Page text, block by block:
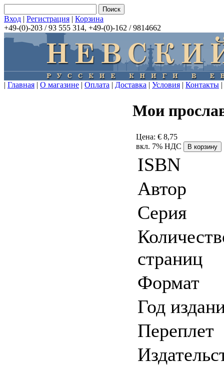
Вход | Регистрация | Корзина
+49-(0)-203 / 93 555 314, +49-(0)-162 / 9814662
| Главная | О магазине | Оплата | Доставка | Условия | Контакты |
Мои
Цена: € 8,75
вкл. 7% НДС
ISBN
Автор
Серия
страниц
Формат
Год
Переплет